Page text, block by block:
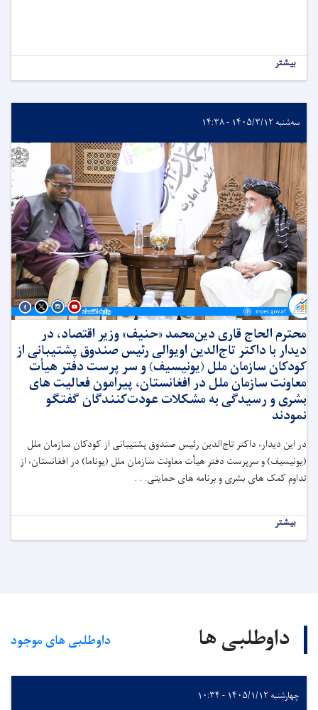
بیشتر
سه‌شنبه ۱۴۰۵/۳/۱۲ - ۱۴:۳۸
محترم الحاج قاری دین‌محمد «حنیف» وزیر اقتصاد، در
دیدار با داکتر تاج‌الدین اویوالی رئیس صندوق پشتیبانی از
کودکان سازمان ملل (یونیسیف) و سر پرست دفتر هیأت
معاونت سازمان ملل در افغانستان، پیرامون فعالیت های
بشری و رسیدگی به مشکلات عودت‌کنندگان گفتگو
نمودند
در این دیدار، داکتر تاج‌الدین رئیس صندوق پشتیبانی از کودکان سازمان ملل
(یونیسیف) و سرپرست دفتر هیأت معاونت سازمان ملل (یوناما) در افغانستان، از
تداوم کمک های بشری و برنامه های حمایتی. . .
بیشتر
داوطلبی ها داوطلبی های موجود
چهارشنبه ۱۴۰۵/۱/۱۲ - ۱۰:۳۴